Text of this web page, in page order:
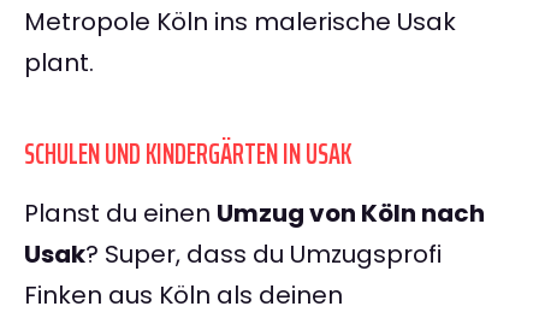
Metropole Köln ins malerische Usak
plant.
SCHULEN UND KINDERGÄRTEN IN USAK
Planst du einen Umzug von Köln nach
Usak? Super, dass du Umzugsprofi
Finken aus Köln als deinen